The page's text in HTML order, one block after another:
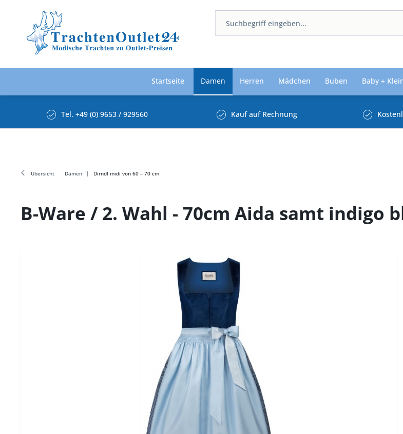
Startseite Damen Herren Mädchen Buben Baby +
Tel. +49 (0) 9653 / 929560 Kauf auf Rechnung
Übersicht Damen Dirndl midi von 60 – 70 cm
B-Ware / 2. Wahl - 70cm Aida samt indigo